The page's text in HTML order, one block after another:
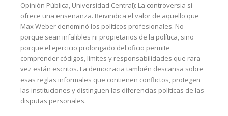
Opinión Pública, Universidad Central): La controversia sí
ofrece una enseñanza. Reivindica el valor de aquello que
Max Weber denominó los políticos profesionales. No
porque sean infalibles ni propietarios de la política, sino
porque el ejercicio prolongado del oficio permite
comprender códigos, límites y responsabilidades que rara
vez están escritos. La democracia también descansa sobre
esas reglas informales que contienen conflictos, protegen
las instituciones y distinguen las diferencias políticas de las
disputas personales.